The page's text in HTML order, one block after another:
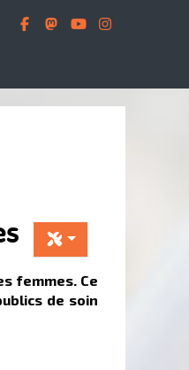
femmes. Ce
de soin